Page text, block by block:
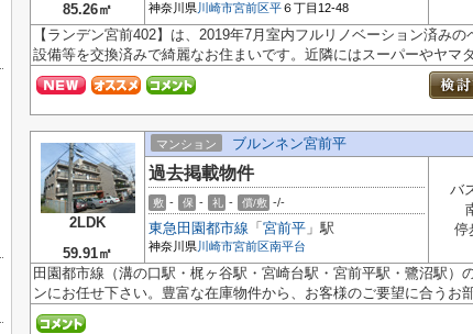
85.26㎡
神奈川県川崎市宮前区平６丁目12-48
【ランデン宮前402】は、2019年7月室内フルリノベーション済み
設備等を交換済みで綺麗なお住まいです。近隣にはスーパーやヤマ
2LDK
59.91㎡
マンション ブルンネン宮前平
過去掲載物件
敷 - 保 - 礼 - 償/敷 -/-
東急田園都市線 「 宮前平 」駅
神奈川県川崎市宮前区南平台
バ
停
田園都市線（溝の口駅・梶ヶ谷駅・宮崎台駅・宮前平駅・鷺沼駅）
ンにお任せ下さい。豊富な在庫物件から、お客様のご要望に合うお